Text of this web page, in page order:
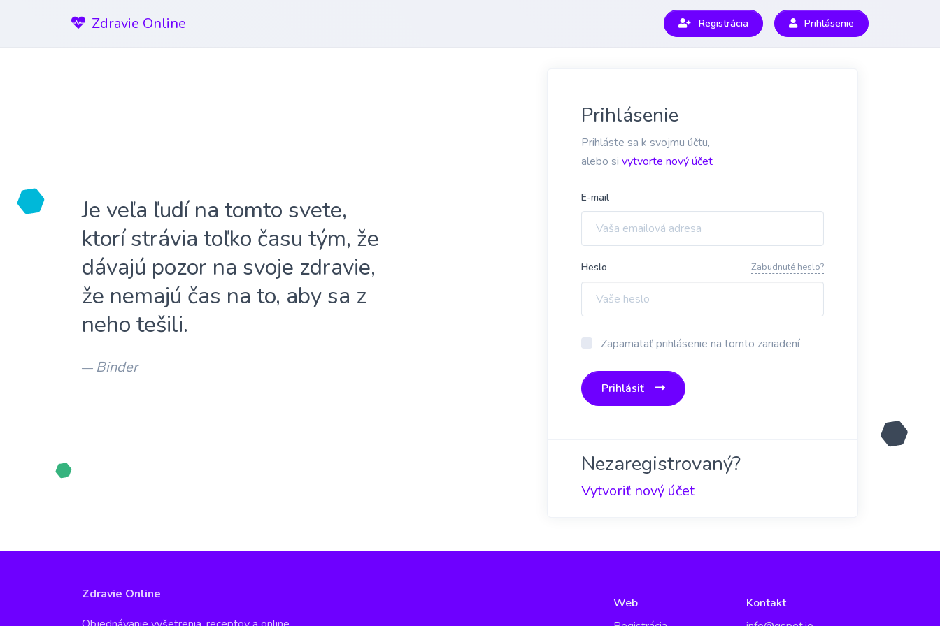
Zdravie Online Registrácia Prihlásenie
Prihlásenie
Prihláste sa k svojmu účtu,
alebo si vytvorte nový účet
E-mail
Heslo Zabudnuté heslo?
Zapamätať prihlásenie na tomto zariadení
Prihlásiť
Nezaregistrovaný?
Vytvoriť nový účet
Je veľa ľudí na tomto svete,
ktorí strávia toľko času tým, že
dávajú pozor na svoje zdravie,
že nemajú čas na to, aby sa z
neho tešili.
— Binder
Zdravie Online
Web
Kontakt